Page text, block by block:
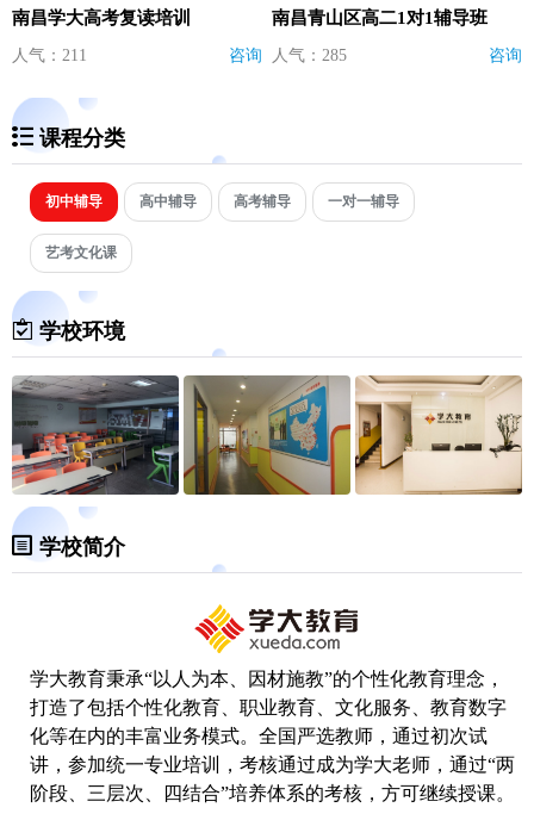
南昌学大高考复读培训
人气：211 咨询
南昌青山区高二1对1辅导班
人气：285 咨询
课程分类
初中辅导 高中辅导 高考辅导 一对一辅导
艺考文化课
学校环境
学校简介
学大教育秉承“以人为本、因材施教”的个性化教育理念，
打造了包括个性化教育、职业教育、文化服务、教育数字
化等在内的丰富业务模式。全国严选教师，通过初次试
讲，参加统一专业培训，考核通过成为学大老师，通过“两
阶段、三层次、四结合”培养体系的考核，方可继续授课。